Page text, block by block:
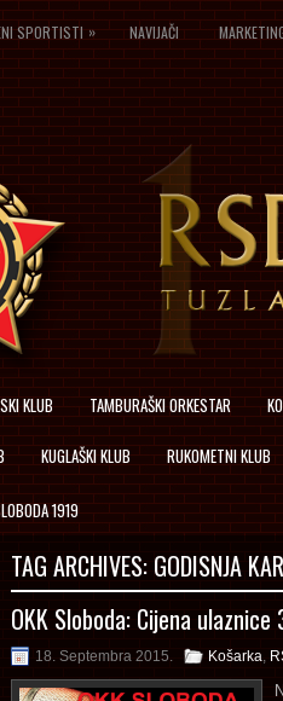
SPORTISTI » NAVIJAČI
KLUB TAMBURAŠKI ORKESTAR
KUGLAŠKI KLUB RUKOMETNI KLUB
1919
TAG ARCHIVES: GODISNJA
OKK Sloboda: Cijena
18. Septembra 2015. Košarka,